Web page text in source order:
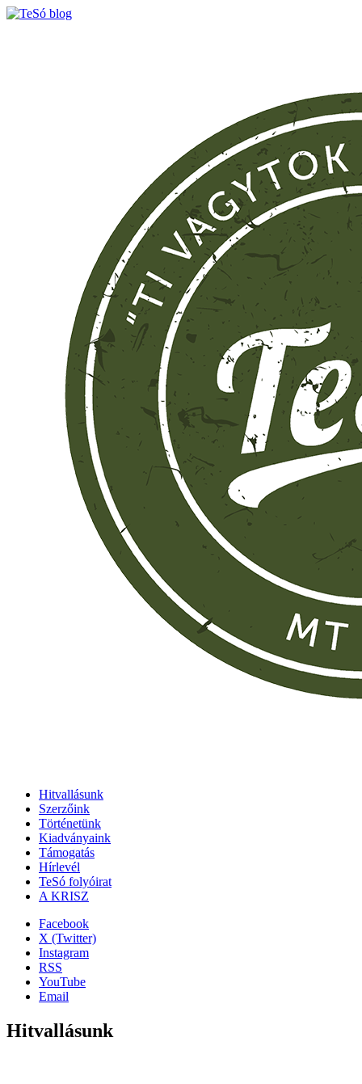
Hitvallásunk
Szerzőink
Történetünk
Kiadványaink
Támogatás
Hírlevél
TeSó folyóirat
A KRISZ
Facebook
X (Twitter)
Instagram
RSS
YouTube
Email
Hitvallásunk